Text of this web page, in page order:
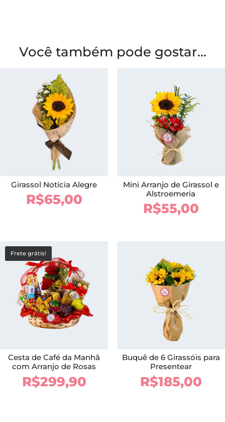
Você também pode gostar...
Girassol Notícia Alegre
R$65,00
Mini Arranjo de Girassol e
Alstroemeria
R$55,00
Frete grátis!
Cesta de Café da Manhã
com Arranjo de Rosas
R$299,90
Buquê de 6 Girassóis para
Presentear
R$185,00